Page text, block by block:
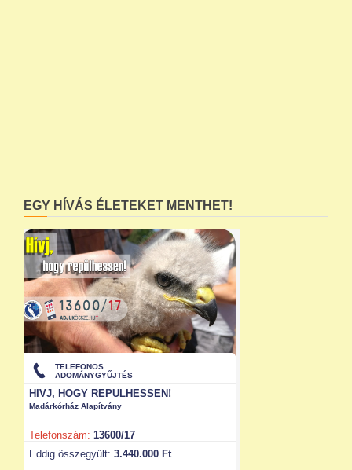
EGY HÍVÁS ÉLETEKET MENTHET!